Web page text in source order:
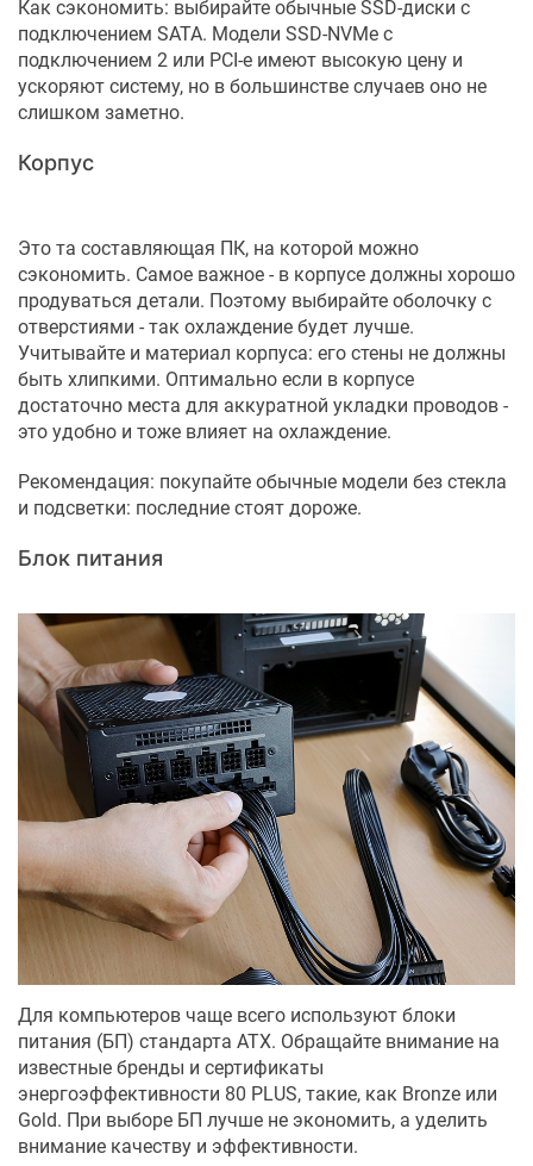
Как сэкономить: выбирайте обычные SSD-диски с
подключением SATA. Модели SSD-NVMe с
подключением 2 или PCI-e имеют высокую цену и
ускоряют систему, но в большинстве случаев оно не
слишком заметно.
Корпус
Это та составляющая ПК, на которой можно
сэкономить. Самое важное - в корпусе должны хорошо
продуваться детали. Поэтому выбирайте оболочку с
отверстиями - так охлаждение будет лучше.
Учитывайте и материал корпуса: его стены не должны
быть хлипкими. Оптимально если в корпусе
достаточно места для аккуратной укладки проводов -
это удобно и тоже влияет на охлаждение.
Рекомендация: покупайте обычные модели без стекла
и подсветки: последние стоят дороже.
Блок питания
Для компьютеров чаще всего используют блоки
питания (БП) стандарта ATX. Обращайте внимание на
известные бренды и сертификаты
энергоэффективности 80 PLUS, такие, как Bronze или
Gold. При выборе БП лучше не экономить, а уделить
внимание качеству и эффективности.